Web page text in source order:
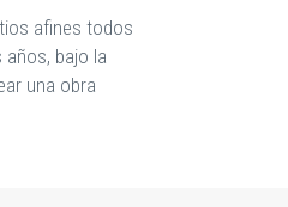
afines todos
años, bajo la
una obra